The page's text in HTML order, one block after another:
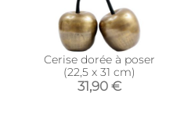
Cerise dorée à poser
(22,5 x 31 cm)
31,90 €